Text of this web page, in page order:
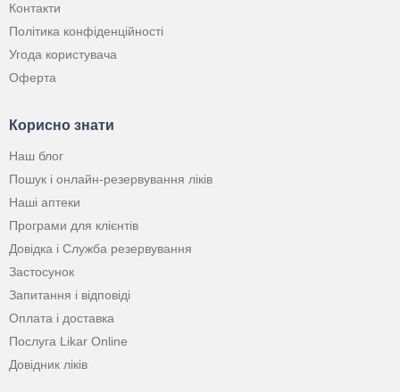
Контакти
Політика конфіденційності
Угода користувача
Оферта
Корисно знати
Наш блог
Пошук і онлайн-резервування ліків
Наші аптеки
Програми для клієнтів
Довідка і Служба резервування
Застосунок
Запитання і відповіді
Оплата і доставка
Послуга Likar Online
Довідник ліків